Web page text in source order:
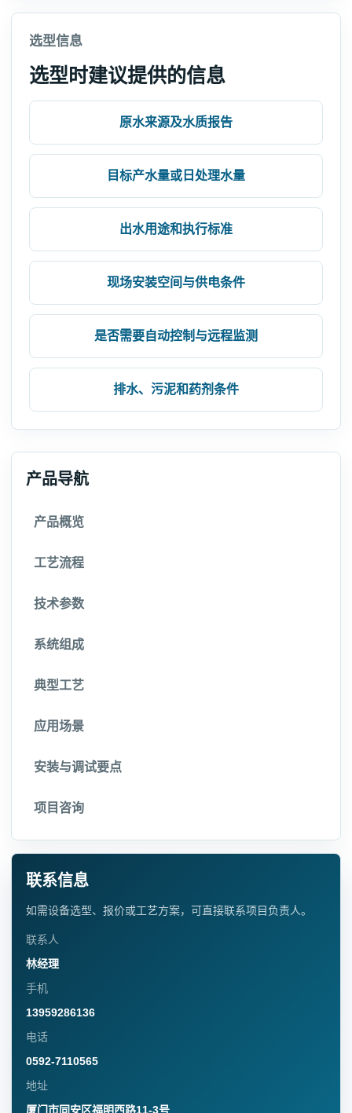
产品导航
产品概览
工艺流程
技术参数
系统组成
典型工艺
应用场景
安装与调试要点
项目咨询
联系信息
如需设备选型、报价或工艺方案，可直接联系项目负责人。
联系人
林经理
手机
13959286136
电话
0592-7110565
地址
厦门市同安区福明西路11-3号
选型信息
选型时建议提供的信息
原水来源及水质报告
目标产水量或日处理水量
出水用途和执行标准
现场安装空间与供电条件
是否需要自动控制与远程监测
排水、污泥和药剂条件